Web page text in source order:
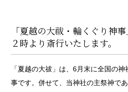
「夏越の大祓・輪くぐり神
２時より斎行いたします。
「夏越の大祓」は、6月末に全国の
事です。併せて、当神社の主祭神で